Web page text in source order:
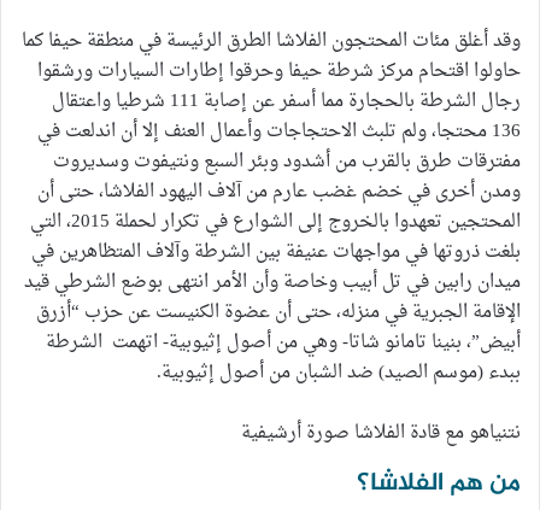
وقد أغلق مئات المحتجون الفلاشا الطرق الرئيسة في منطقة حيفا كما
حاولوا اقتحام مركز شرطة حيفا وحرقوا إطارات السيارات ورشقوا
رجال الشرطة بالحجارة مما أسفر عن إصابة 111 شرطيا واعتقال
136 محتجا، ولم تلبث الاحتجاجات وأعمال العنف إلا أن اندلعت في
مفترقات طرق بالقرب من أشدود وبئر السبع ونتيفوت وسديروت
ومدن أخرى في خضم غضب عارم من آلاف اليهود الفلاشا، حتى أن
المحتجين تعهدوا بالخروج إلى الشوارع في تكرار لحملة 2015، التي
بلغت ذروتها في مواجهات عنيفة بين الشرطة وآلاف المتظاهرين في
ميدان رابين في تل أبيب وخاصة وأن الأمر انتهى بوضع الشرطي قيد
الإقامة الجبرية في منزله، حتى أن عضوة الكنيست عن حزب “أزرق
أبيض”، بنينا تامانو شاتا- وهي من أصول إثيوبية- اتهمت الشرطة
ببدء (موسم الصيد) ضد الشبان من أصول إثيوبية.
نتنياهو مع قادة الفلاشا صورة أرشيفية
من هم الفلاشا؟